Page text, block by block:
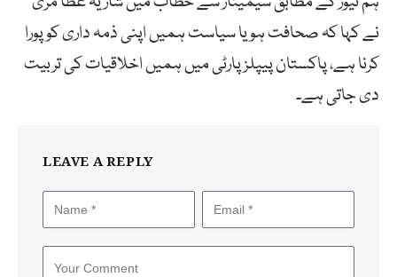
نے کہا کہ صحافت ہو یا سیاست ہمیں اپنی ذمہ داری کو پورا
کرنا ہے، پاکستان پیپلز پارٹی میں ہمیں اخلاقیات کی تربیت
دی جاتی ہے۔
LEAVE A REPLY